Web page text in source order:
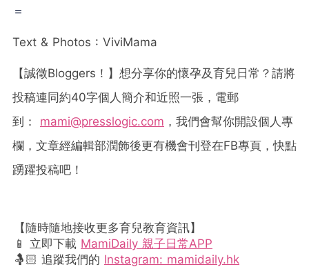
＝
Text & Photos : ViviMama
【誠徵Bloggers ！】想分享你的懷孕及育兒日常？請將
投稿連同約40字個人簡介和近照一張，電郵
到：
mami@presslogic.com ，我們會幫你開設個人專
欄，文章經編輯部潤飾後更有機會刊登在FB專頁，快點
踴躍投稿吧！
【隨時隨地接收更多育兒教育資訊】
📱 立即下載 MamiDaily 親子日常APP
🤱🏻 追蹤我們的 Instagram: mamidaily.hk